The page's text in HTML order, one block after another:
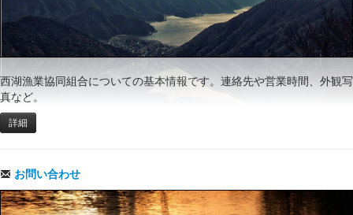
西湖漁業協同組合についての基本情報です。連絡先や営業時間、外観写
真など。
詳細
お問い合わせ